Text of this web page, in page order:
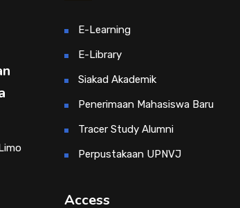
E-Learning
E-Library
Siakad Akademik
Penerimaan Mahasiswa Baru
Tracer Study Alumni
Perpustakaan UPNVJ
Access